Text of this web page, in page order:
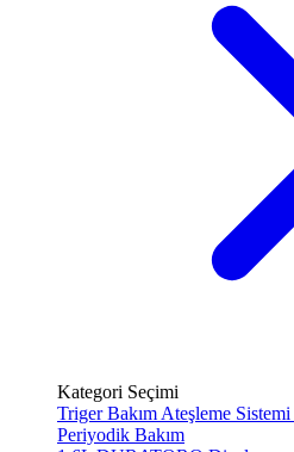
Kategori Seçimi
Triger Bakım Ateşleme Sistemi
Periyodik Bakım